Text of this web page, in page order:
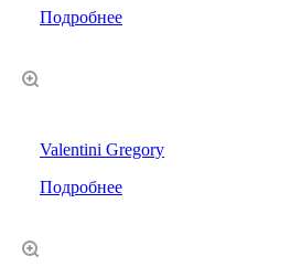
Подробнее
Valentini Gregory
Подробнее